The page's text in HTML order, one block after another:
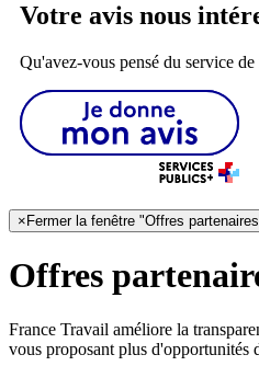
Votre avis nous
Qu'avez-vous pensé du service
× Fermer la fenêtre "Offres
Offres
France Travail améliore la
vous proposant plus d'opportunités